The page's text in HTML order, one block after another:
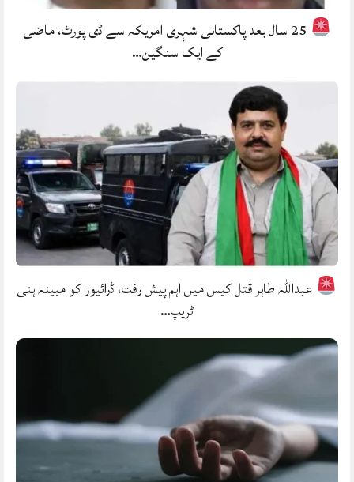
25 سال بعد پاکستانی شہری امریکہ سے ڈی پورٹ، ماضی
کے ایک سنگین…
عبداللہ طاہر قتل کیس میں اہم پیش رفت، ڈرائیور کو مبینہ ہنی
ٹریپ…